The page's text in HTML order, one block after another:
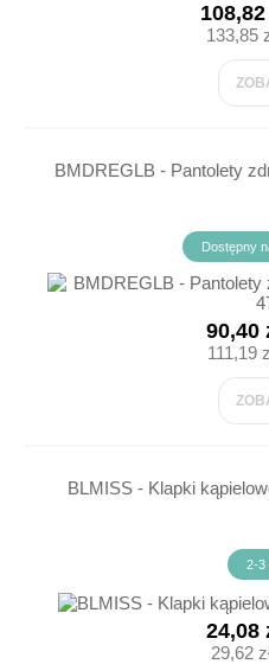
108,82
133,85
BMDREGLB - Pantolety
Dostępny
90,40
111,19
BLMISS - Klapki
2-3
24,08
29,62